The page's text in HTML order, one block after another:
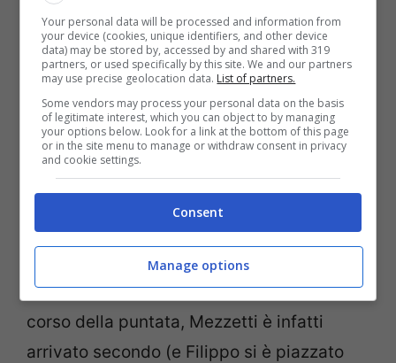
L’incognita vera alla possibilità che Alberto
Mezzetti possa riuscire a conquistare la
vittoria si chiamaMatteo Gentili: in fondo il
calciatore è riuscito a vincere il televoto
per la conquista di un posto in finale
contro Alberto e Filippo, risultando di fatto
il più votato dagli italiani. In questo
televoto flash che è stato lanciato nel
corso della puntata, Mezzetti è infatti
arrivato secondo (e Filippo si è piazzato
Your personal data will be processed and information from
your device (cookies, unique identifiers, and other device
data) may be stored by, accessed by and shared with 319
partners, or used specifically by this site. We and our partners
may use precise geolocation data. List of partners.
Some vendors may process your personal data on the basis
of legitimate interest, which you can object to by managing
your options below. Look for a link at the bottom of this page
or in the site menu to manage or withdraw consent in privacy
and cookie settings.
Consent
Manage options